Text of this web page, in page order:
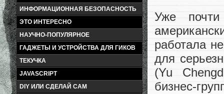
ИНФОРМАЦИОННАЯ БЕЗОПАСНОСТЬ
ЭТО ИНТЕРЕСНО
НАУЧНО-ПОПУЛЯРНОЕ
ГАДЖЕТЫ И УСТРОЙСТВА ДЛЯ ГИКОВ
ТЕКУЧКА
JAVASCRIPT
DIY ИЛИ СДЕЛАЙ САМ
Уже
работала
для
(Yu
бизнес-